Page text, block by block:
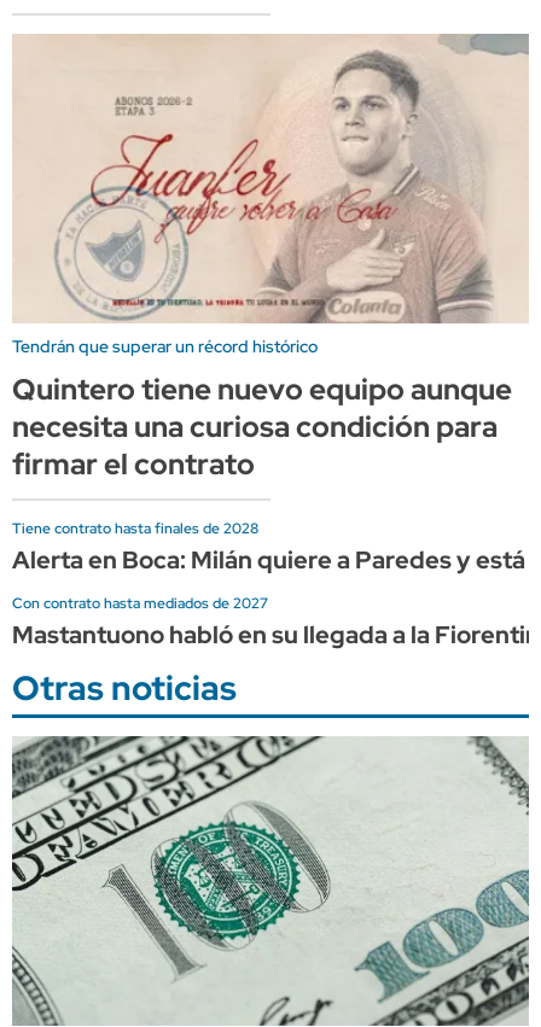
Tendrán que superar un récord histórico
Quintero tiene nuevo equipo aunque
necesita una curiosa condición para
firmar el contrato
Tiene contrato hasta finales de 2028
Alerta en Boca: Milán quiere a Paredes y está
Con contrato hasta mediados de 2027
Mastantuono habló en su llegada a la
Otras noticias